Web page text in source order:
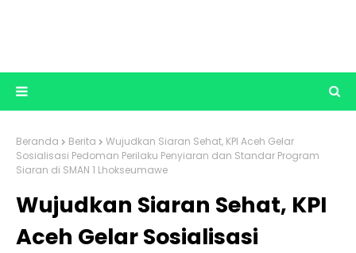
Beranda Berita
Wujudkan Siaran Sehat, KPI Aceh Gelar
Sosialisasi Pedoman Perilaku Penyiaran dan Standar Program
Siaran di SMAN 1 Lhokseumawe
Wujudkan Siaran Sehat, KPI
Aceh Gelar Sosialisasi